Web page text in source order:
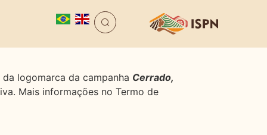
logomarca da campanha Cerrado,
Mais informações no Termo de